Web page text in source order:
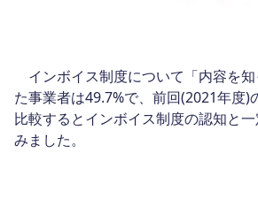
インボイス制度について「内容を
た事業者は49.7%で、前回(2021年度)
比較するとインボイス制度の認知と
みました。